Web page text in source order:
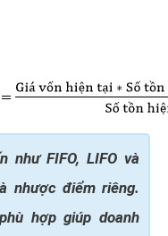
như FIFO, LIFO và
nhược điểm riêng.
hợp giúp doanh